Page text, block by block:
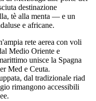
destinazione
tè alla menta — e un
e africane.
rete aerea con voli
Medio Oriente e
unisce la Spagna
Med e Ceuta.
dal tradizionale riad
rimangono accessibili